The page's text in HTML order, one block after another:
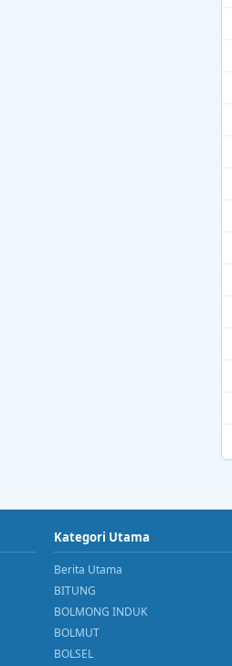
Kategori Utama
Berita Utama
BITUNG
BOLMONG INDUK
BOLMUT
BOLSEL